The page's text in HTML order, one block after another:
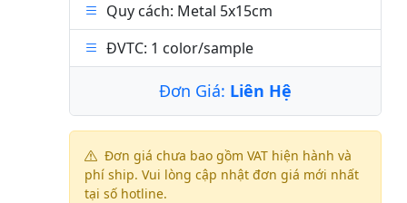
Quy cách: Metal 5x15cm
ĐVTC: 1 color/sample
Đơn Giá: Liên Hệ
Đơn giá chưa bao gồm VAT hiện hành và
phí ship. Vui lòng cập nhật đơn giá mới nhất
tại số hotline.